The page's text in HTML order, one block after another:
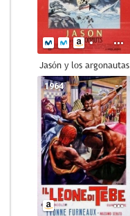
Jasón y los argonautas
--
1964